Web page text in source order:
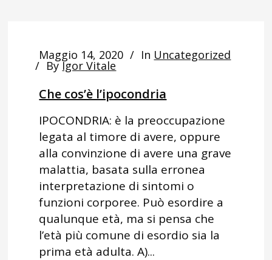
Maggio 14, 2020 In Uncategorized
By Igor Vitale
Che cos’è l’ipocondria
IPOCONDRIA: è la preoccupazione
legata al timore di avere, oppure
alla convinzione di avere una grave
malattia, basata sulla erronea
interpretazione di sintomi o
funzioni corporee. Può esordire a
qualunque età, ma si pensa che
l’età più comune di esordio sia la
prima età adulta. A)...